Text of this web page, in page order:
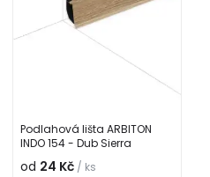
Podlahová lišta ARBITON
INDO 154 - Dub Sierra
od 24 Kč / ks